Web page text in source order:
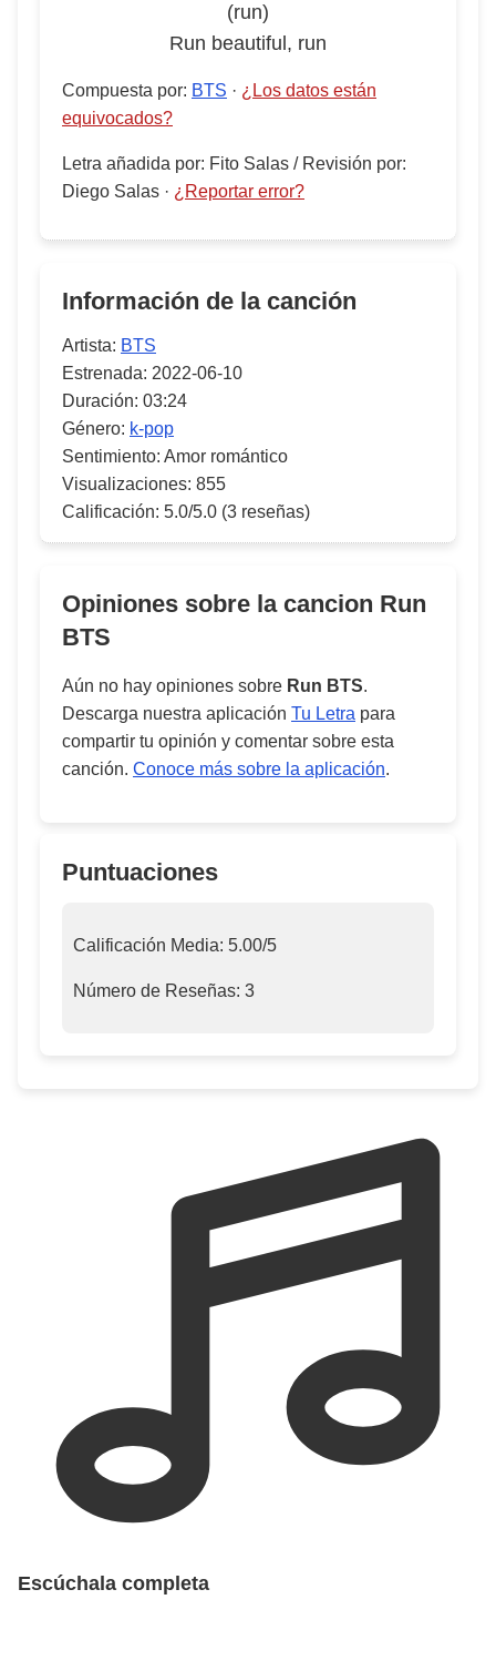
(run)
Run beautiful, run
Compuesta por: BTS · ¿Los datos están
equivocados?
Letra añadida por: Fito Salas / Revisión por:
Diego Salas · ¿Reportar error?
Información de la canción
Artista: BTS
Estrenada: 2022-06-10
Duración: 03:24
Género: k-pop
Sentimiento: Amor romántico
Visualizaciones: 855
Calificación: 5.0/5.0 (3 reseñas)
Opiniones sobre la cancion Run
BTS
Aún no hay opiniones sobre Run BTS.
Descarga nuestra aplicación Tu Letra para
compartir tu opinión y comentar sobre esta
canción. Conoce más sobre la aplicación.
Puntuaciones
Calificación Media: 5.00/5
Número de Reseñas: 3
Escúchala completa